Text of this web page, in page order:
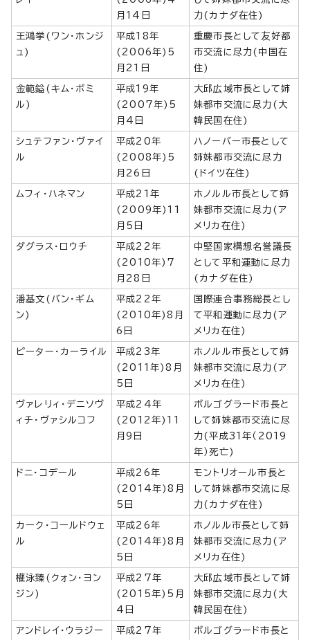
月14日
力(カナダ在住)
王鴻挙(ワン・ホンジ
ュ)
平成18年
(2006年)5
月21日
重慶市長として友好都
市交流に尽力(中国在
住)
金範鎰(キム・ボミ
ル)
平成19年
(2007年)5
月4日
大邱広域市長として姉
妹都市交流に尽力(大
韓民国在住)
シュテファン・ヴァイ
ル
平成20年
(2008年)5
月26日
ハノーバー市長として
姉妹都市交流に尽力
(ドイツ在住)
ムフィ・ハネマン
平成21年
(2009年)11
月5日
ホノルル市長として姉
妹都市交流に尽力(ア
メリカ在住)
ダグラス・ロウチ
平成22年
(2010年)7
月28日
中堅国家構想名誉議長
として平和運動に尽力
(カナダ在住)
潘基文(バン・ギム
ン)
平成22年
(2010年)8月
6日
国際連合事務総長とし
て平和運動に尽力(ア
メリカ在住)
ピーター・カーライル
平成23年
(2011年)8月
5日
ホノルル市長として姉
妹都市交流に尽力(ア
メリカ在住)
ヴァレリィ・デニソヴ
ィチ・ヴァシルコフ
平成24年
(2012年)11
月9日
ボルゴグラード市長と
して姉妹都市交流に尽
力(平成31年（2019
年）死亡)
ドニ・コデール
平成26年
(2014年)8月
5日
モントリオール市長と
して姉妹都市交流に尽
力(カナダ在住)
カーク・コールドウェ
ル
平成26年
(2014年)8月
5日
ホノルル市長として姉
妹都市交流に尽力(ア
メリカ在住)
權泳臻(クォン・ヨン
ジン)
平成27年
(2015年)5月
4日
大邱広域市長として姉
妹都市交流に尽力(大
韓民国在住)
アンドレイ・ウラジー
平成27年
ボルゴグラード市長と